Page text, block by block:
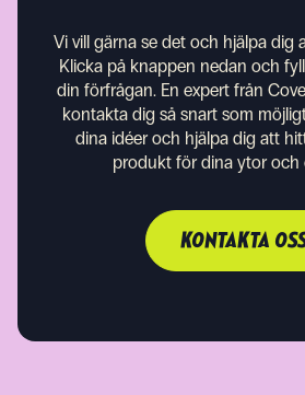
Vi vill gärna se det och hjälpa dig
Klicka på knappen nedan och
din förfrågan. En expert från
kontakta dig så snart som
dina idéer och hjälpa dig att
produkt för dina ytor och
KONTAKTA